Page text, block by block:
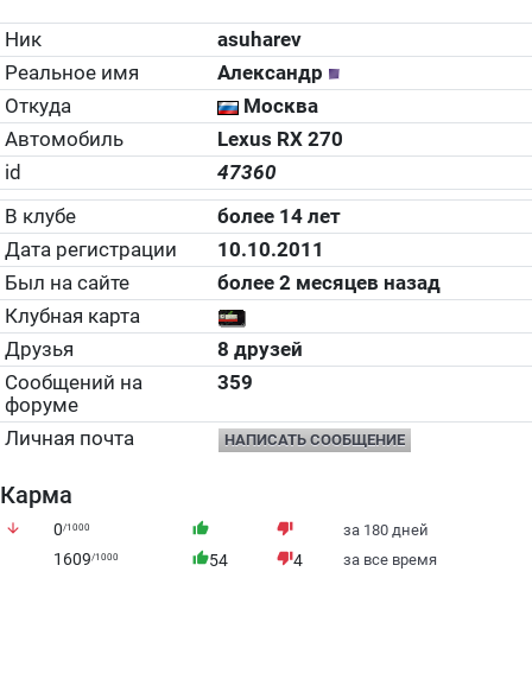
Ник
asuharev
Реальное имя
Александр
Откуда
Москва
Автомобиль
Lexus RX 270
id
47360
В клубе
более 14 лет
Дата регистрации
10.10.2011
Был на сайте
более 2 месяцев назад
Клубная карта
Друзья
8 друзей
Сообщений на
форуме
359
Личная почта НАПИСАТЬ СООБЩЕНИЕ
Карма
arrow_downward 0/1000 thumb_up thumb_down за 180 дней
1609/1000 thumb_up54 thumb_down4 за все время